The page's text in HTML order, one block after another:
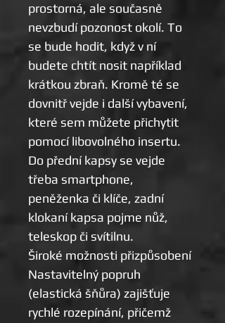
prostorná, ale současně
nevzbudí pozonost okolí. To
se bude hodit, když v ní
budete chtít nosit například
krátkou zbraň. Kromě té se
dovnitř vejde i další vybavení,
které sem můžete přichytit
pomocí libovolného insertu.
Do přední kapsy se vejde
třeba smartphone,
peněženka či klíče, zadní
klokaní kapsa pojme nůž,
teleskop či svítilnu.
Široké možnosti přizpůsobení
Nastavitelný popruh
(elastická šňůra) zajišťuje
rychlé rozepínání, přičemž